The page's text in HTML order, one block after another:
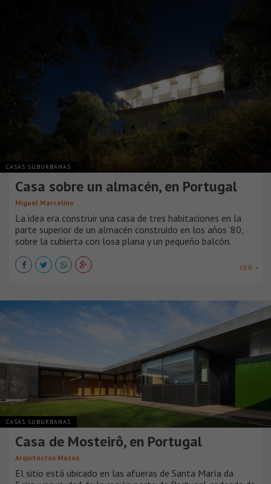
CASAS SUBURBANAS
Casa sobre un almacén, en Portugal
Miguel Marcelino
La idea era construir una casa de tres habitaciones en la
parte superior de un almacén construido en los años ‘80,
sobre la cubierta con losa plana y un pequeño balcón.
VER +
CASAS SUBURBANAS
Casa de Mosteirô, en Portugal
Arquitectos Matos
El sitio está ubicado en las afueras de Santa María da